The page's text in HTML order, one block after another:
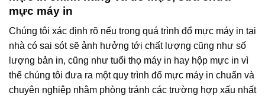
mực máy in
Chúng tôi xác định rõ nếu trong quá trình đổ mực máy in tại
nhà có sai sót sẽ ảnh hưởng tới chất lượng cũng như số
lượng bản in, cũng như tuổi thọ máy in hay hộp mực in vì
thế chúng tôi đưa ra một quy trình đổ mực máy in chuẩn và
chuyên nghiệp nhằm phòng tránh các trường hợp xấu nhất